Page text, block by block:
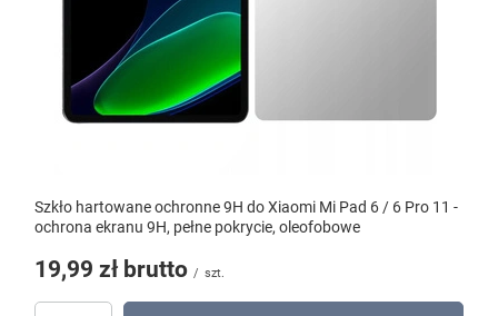
Szkło hartowane ochronne 9H do Xiaomi Mi Pad 6 / 6 Pro 11 -
ochrona ekranu 9H, pełne pokrycie, oleofobowe
19,99 zł brutto / szt.